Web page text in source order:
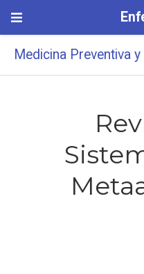
Medicina Preventiva